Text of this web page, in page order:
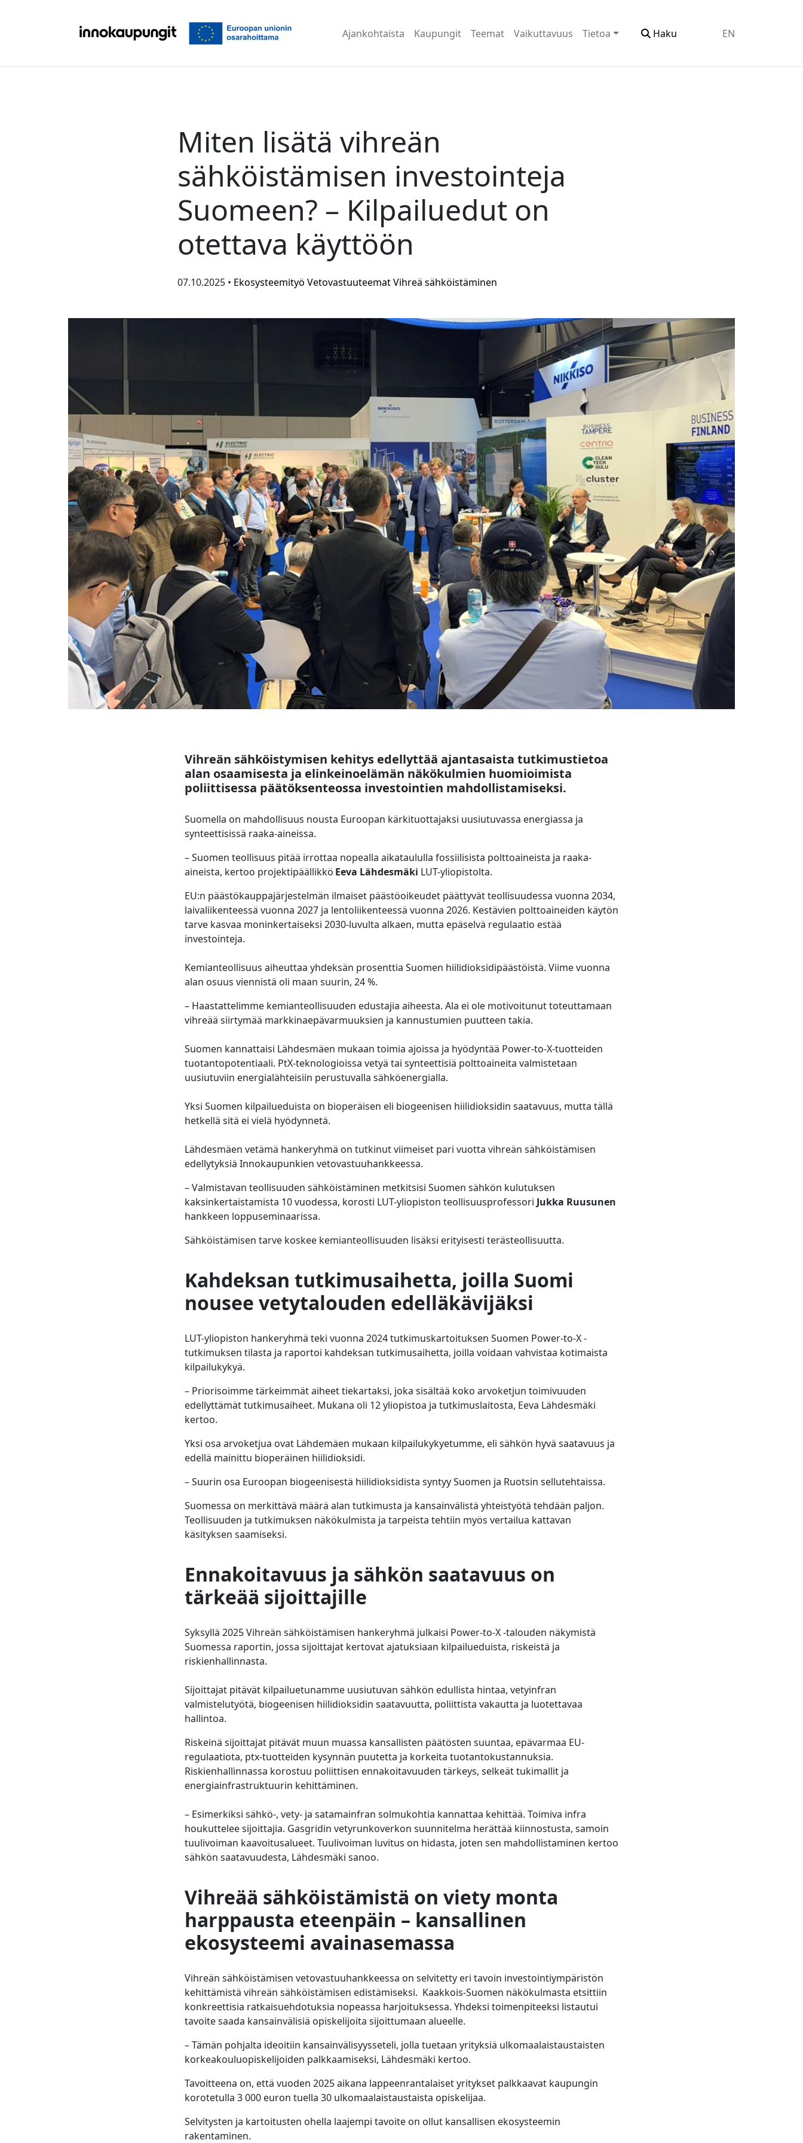
Ajankohtaista Kaupungit Teemat Vaikuttavuus Tietoa Haku EN
Miten lisätä vihreän
sähköistämisen investointeja
Suomeen? – Kilpailuedut on
otettava käyttöön
07.10.2025 • Ekosysteemityö VetovastuuteematVihreä sähköistäminen
Vihreän sähköistymisen kehitys edellyttää ajantasaista tutkimustietoa
alan osaamisesta ja elinkeinoelämän näkökulmien huomioimista
poliittisessa päätöksenteossa investointien mahdollistamiseksi.
Suomella on mahdollisuus nousta Euroopan kärkituottajaksi uusiutuvassa energiassa ja
synteettisissä raaka-aineissa.
– Suomen teollisuus pitää irrottaa nopealla aikataululla fossiilisista polttoaineista ja raaka-
aineista, kertoo projektipäällikkö Eeva Lähdesmäki LUT-yliopistolta.
EU:n päästökauppajärjestelmän ilmaiset päästöoikeudet päättyvät teollisuudessa vuonna 2034,
laivaliikenteessä vuonna 2027 ja lentoliikenteessä vuonna 2026. Kestävien polttoaineiden käytön
tarve kasvaa moninkertaiseksi 2030-luvulta alkaen, mutta epäselvä regulaatio estää
investointeja.
Kemianteollisuus aiheuttaa yhdeksän prosenttia Suomen hiilidioksidipäästöistä. Viime vuonna
alan osuus viennistä oli maan suurin, 24 %.
– Haastattelimme kemianteollisuuden edustajia aiheesta. Ala ei ole motivoitunut toteuttamaan
vihreää siirtymää markkinaepävarmuuksien ja kannustumien puutteen takia.
Suomen kannattaisi Lähdesmäen mukaan toimia ajoissa ja hyödyntää Power-to-X-tuotteiden
tuotantopotentiaali. PtX-teknologioissa vetyä tai synteettisiä polttoaineita valmistetaan
uusiutuviin energialähteisiin perustuvalla sähköenergialla.
Yksi Suomen kilpailueduista on bioperäisen eli biogeenisen hiilidioksidin saatavuus, mutta tällä
hetkellä sitä ei vielä hyödynnetä.
Lähdesmäen vetämä hankeryhmä on tutkinut viimeiset pari vuotta vihreän sähköistämisen
edellytyksiä Innokaupunkien vetovastuuhankkeessa.
– Valmistavan teollisuuden sähköistäminen metkitsisi Suomen sähkön kulutuksen
kaksinkertaistamista 10 vuodessa, korosti LUT-yliopiston teollisuusprofessori Jukka Ruusunen
hankkeen loppuseminaarissa.
Sähköistämisen tarve koskee kemianteollisuuden lisäksi erityisesti terästeollisuutta.
Kahdeksan tutkimusaihetta, joilla Suomi
nousee vetytalouden edelläkävijäksi
LUT-yliopiston hankeryhmä teki vuonna 2024 tutkimuskartoituksen Suomen Power-to-X -
tutkimuksen tilasta ja raportoi kahdeksan tutkimusaihetta, joilla voidaan vahvistaa kotimaista
kilpailukykyä.
– Priorisoimme tärkeimmät aiheet tiekartaksi, joka sisältää koko arvoketjun toimivuuden
edellyttämät tutkimusaiheet. Mukana oli 12 yliopistoa ja tutkimuslaitosta, Eeva Lähdesmäki
kertoo.
Yksi osa arvoketjua ovat Lähdemäen mukaan kilpailukykyetumme, eli sähkön hyvä saatavuus ja
edellä mainittu bioperäinen hiilidioksidi.
– Suurin osa Euroopan biogeenisestä hiilidioksidista syntyy Suomen ja Ruotsin sellutehtaissa.
Suomessa on merkittävä määrä alan tutkimusta ja kansainvälistä yhteistyötä tehdään paljon.
Teollisuuden ja tutkimuksen näkökulmista ja tarpeista tehtiin myös vertailua kattavan
käsityksen saamiseksi.
Ennakoitavuus ja sähkön saatavuus on
tärkeää sijoittajille
Syksyllä 2025 Vihreän sähköistämisen hankeryhmä julkaisi Power-to-X -talouden näkymistä
Suomessa raportin, jossa sijoittajat kertovat ajatuksiaan kilpailueduista, riskeistä ja
riskienhallinnasta.
Sijoittajat pitävät kilpailuetunamme uusiutuvan sähkön edullista hintaa, vetyinfran
valmistelutyötä, biogeenisen hiilidioksidin saatavuutta, poliittista vakautta ja luotettavaa
hallintoa.
Riskeinä sijoittajat pitävät muun muassa kansallisten päätösten suuntaa, epävarmaa EU-
regulaatiota, ptx-tuotteiden kysynnän puutetta ja korkeita tuotantokustannuksia.
Riskienhallinnassa korostuu poliittisen ennakoitavuuden tärkeys, selkeät tukimallit ja
energiainfrastruktuurin kehittäminen.
– Esimerkiksi sähkö-, vety- ja satamainfran solmukohtia kannattaa kehittää. Toimiva infra
houkuttelee sijoittajia. Gasgridin vetyrunkoverkon suunnitelma herättää kiinnostusta, samoin
tuulivoiman kaavoitusalueet. Tuulivoiman luvitus on hidasta, joten sen mahdollistaminen kertoo
sähkön saatavuudesta, Lähdesmäki sanoo.
Vihreää sähköistämistä on viety monta
harppausta eteenpäin – kansallinen
ekosysteemi avainasemassa
Vihreän sähköistämisen vetovastuuhankkeessa on selvitetty eri tavoin investointiympäristön
kehittämistä vihreän sähköistämisen edistämiseksi. Kaakkois-Suomen näkökulmasta etsittiin
konkreettisia ratkaisuehdotuksia nopeassa harjoituksessa. Yhdeksi toimenpiteeksi listautui
tavoite saada kansainvälisiä opiskelijoita sijoittumaan alueelle.
– Tämän pohjalta ideoitiin kansainvälisyysseteli, jolla tuetaan yrityksiä ulkomaalaistaustaisten
korkeakouluopiskelijoiden palkkaamiseksi, Lähdesmäki kertoo.
Tavoitteena on, että vuoden 2025 aikana lappeenrantalaiset yritykset palkkaavat kaupungin
korotetulla 3 000 euron tuella 30 ulkomaalaistaustaista opiskelijaa.
Selvitysten ja kartoitusten ohella laajempi tavoite on ollut kansallisen ekosysteemin
rakentaminen.